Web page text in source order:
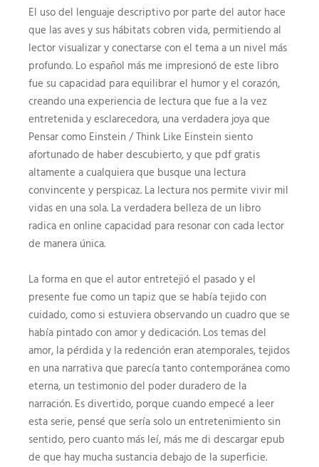
El uso del lenguaje descriptivo por parte del autor hace
que las aves y sus hábitats cobren vida, permitiendo al
lector visualizar y conectarse con el tema a un nivel más
profundo. Lo español más me impresionó de este libro
fue su capacidad para equilibrar el humor y el corazón,
creando una experiencia de lectura que fue a la vez
entretenida y esclarecedora, una verdadera joya que
Pensar como Einstein / Think Like Einstein siento
afortunado de haber descubierto, y que pdf gratis
altamente a cualquiera que busque una lectura
convincente y perspicaz. La lectura nos permite vivir mil
vidas en una sola. La verdadera belleza de un libro
radica en online capacidad para resonar con cada lector
de manera única.
La forma en que el autor entretejió el pasado y el
presente fue como un tapiz que se había tejido con
cuidado, como si estuviera observando un cuadro que se
había pintado con amor y dedicación. Los temas del
amor, la pérdida y la redención eran atemporales, tejidos
en una narrativa que parecía tanto contemporánea como
eterna, un testimonio del poder duradero de la
narración. Es divertido, porque cuando empecé a leer
esta serie, pensé que sería solo un entretenimiento sin
sentido, pero cuanto más leí, más me di descargar epub
de que hay mucha sustancia debajo de la superficie.